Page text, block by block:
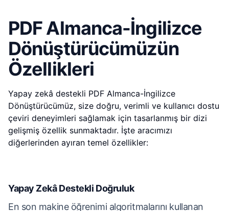
PDF Almanca-İngilizce
Dönüştürücümüzün
Özellikleri
Yapay zekâ destekli PDF Almanca-İngilizce
Dönüştürücümüz, size doğru, verimli ve kullanıcı dostu
çeviri deneyimleri sağlamak için tasarlanmış bir dizi
gelişmiş özellik sunmaktadır. İşte aracımızı
diğerlerinden ayıran temel özellikler:
Yapay Zekâ Destekli Doğruluk
En son makine öğrenimi algoritmalarını kullanan